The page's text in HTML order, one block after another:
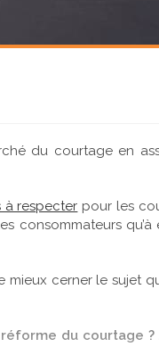
du courtage en
à respecter pour les
consommateurs
cerner le sujet
du courtage